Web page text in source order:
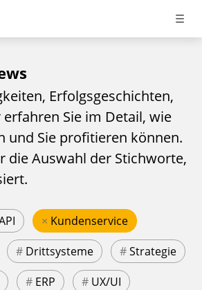
Erfolgsgeschichten,
Sie im Detail, wie
und Sie profitieren können.
die Auswahl der Stichworte,
× Kundenservice
# Drittsysteme #Strategie
# ERP # UX/UI